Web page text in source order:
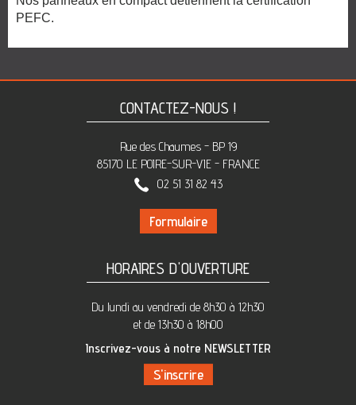
PEFC.
CONTACTEZ-NOUS !
Rue des Chaumes - BP 19
85170 LE POIRE-SUR-VIE - FRANCE
02 51 31 82 43
Formulaire
HORAIRES D'OUVERTURE
Du lundi au vendredi de 8h30 à 12h30
et de 13h30 à 18h00
Inscrivez-vous à notre NEWSLETTER